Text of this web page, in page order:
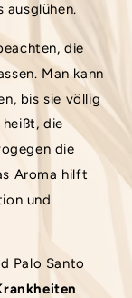
ausglühen.
die
Man kann
bis sie völlig
die
die
Aroma hilft
und
Palo Santo